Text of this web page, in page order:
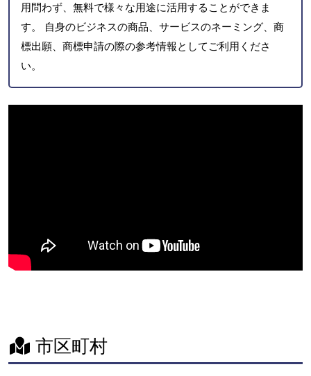
用問わず、無料で様々な用途に活用することができま
す。 自身のビジネスの商品、サービスのネーミング、商
標出願、商標申請の際の参考情報としてご利用くださ
い。
市区町村